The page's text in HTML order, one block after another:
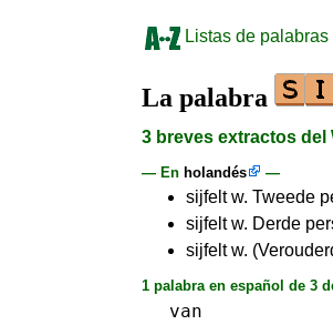
Listas de palabras
La palabra
3 breves extractos del
— En holandés —
sijfelt w. Tweede
sijfelt w. Derde
sijfelt w.
1 palabra en español de 3
van